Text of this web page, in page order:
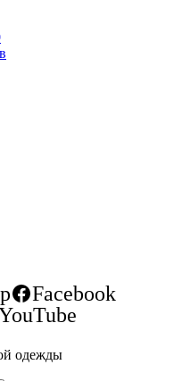
Facebook
одежды